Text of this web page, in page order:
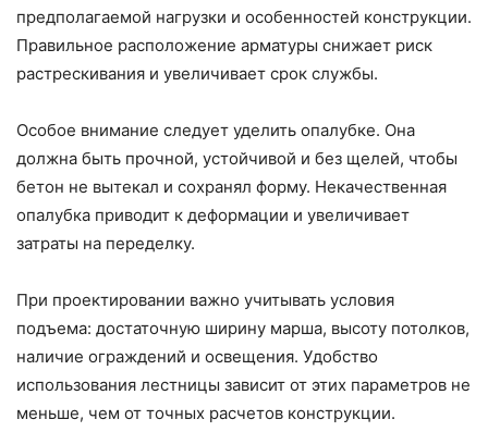
предполагаемой нагрузки и особенностей конструкции.
Правильное расположение арматуры снижает риск
растрескивания и увеличивает срок службы.
Особое внимание следует уделить опалубке. Она
должна быть прочной, устойчивой и без щелей, чтобы
бетон не вытекал и сохранял форму. Некачественная
опалубка приводит к деформации и увеличивает
затраты на переделку.
При проектировании важно учитывать условия
подъема: достаточную ширину марша, высоту потолков,
наличие ограждений и освещения. Удобство
использования лестницы зависит от этих параметров не
меньше, чем от точных расчетов конструкции.